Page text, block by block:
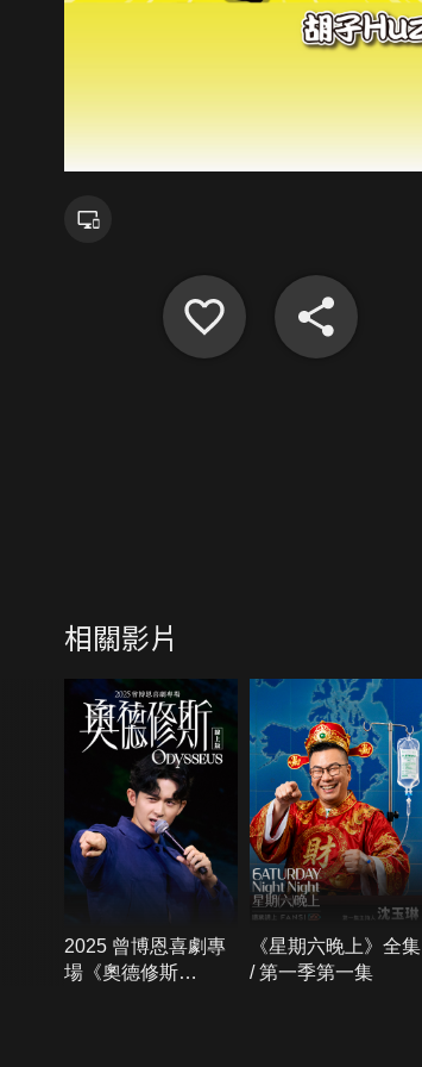
相關影片
2025 曾博恩喜劇專
場《奧德修斯
《星期六晚上》全集
/ 第一季第一集